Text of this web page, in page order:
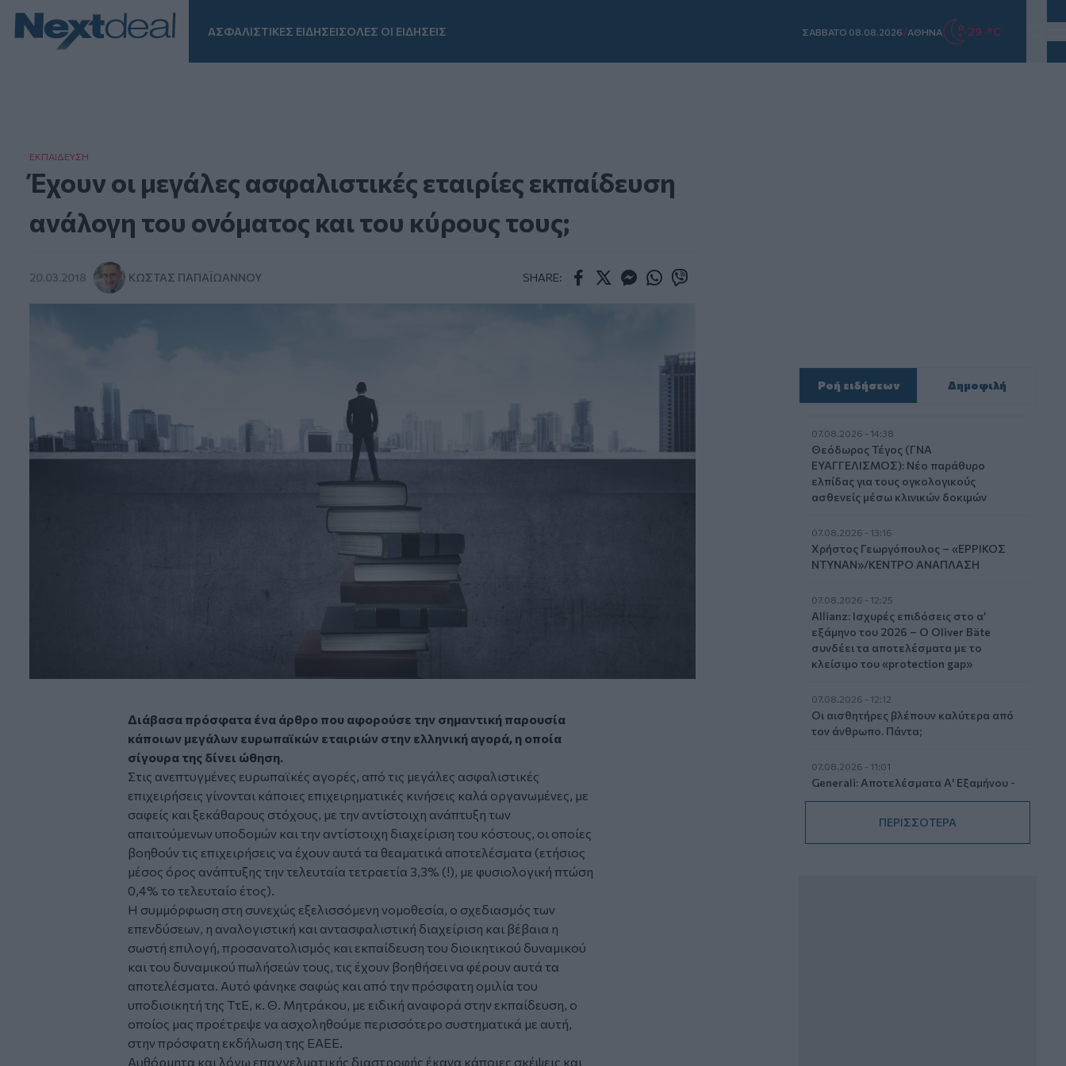
ΑΣΦΑΛΙΣΤΙΚΕΣ ΕΙΔΗΣΕΙΣΟΛΕΣ ΟΙ ΕΙΔΗΣΕΙΣ ΣAΒΒΑΤΟ 08.08.2026/ΑΘΗΝΑ 29 °C
ΕΚΠΑΙΔΕΥΣΗ
Έχουν οι μεγάλες ασφαλιστικές εταιρίες εκπαίδευση
ανάλογη του ονόματος και του κύρους τους;
20.03.2018 ΚΏΣΤΑΣ ΠΑΠΑΪΩΆΝΝΟΥ SHARE:
Διάβασα πρόσφατα ένα άρθρο που αφορούσε την σημαντική παρουσία
κάποιων μεγάλων ευρωπαϊκών εταιριών στην ελληνική αγορά, η οποία
σίγουρα της δίνει ώθηση.
Στις ανεπτυγμένες ευρωπαϊκές αγορές, από τις μεγάλες ασφαλιστικές
επιχειρήσεις γίνονται κάποιες επιχειρηματικές κινήσεις καλά οργανωμένες, με
σαφείς και ξεκάθαρους στόχους, με την αντίστοιχη ανάπτυξη των
απαιτούμενων υποδομών και την αντίστοιχη διαχείριση του κόστους, οι οποίες
βοηθούν τις επιχειρήσεις να έχουν αυτά τα θεαματικά αποτελέσματα (ετήσιος
μέσος όρος ανάπτυξης την τελευταία τετραετία 3,3% (!), με φυσιολογική πτώση
0,4% το τελευταίο έτος).
Η συμμόρφωση στη συνεχώς εξελισσόμενη νομοθεσία, ο σχεδιασμός των
επενδύσεων, η αναλογιστική και αντασφαλιστική διαχείριση και βέβαια η
σωστή επιλογή, προσανατολισμός και εκπαίδευση του διοικητικού δυναμικού
και του δυναμικού πωλήσεών τους, τις έχουν βοηθήσει να φέρουν αυτά τα
αποτελέσματα. Αυτό φάνηκε σαφώς και από την πρόσφατη ομιλία του
υποδιοικητή της ΤτΕ, κ. Θ. Μητράκου, με ειδική αναφορά στην εκπαίδευση, ο
οποίος μας προέτρεψε να ασχοληθούμε περισσότερο συστηματικά με αυτή,
στην πρόσφατη εκδήλωση της ΕΑΕΕ.
Αυθόρμητα και λόγω επαγγελματικής διαστροφής έκανα κάποιες σκέψεις και
Ροή ειδήσεων Δημοφιλή
07.08.2026 - 14:38
Θεόδωρος Τέγος (ΓΝΑ
ΕΥΑΓΓΕΛΙΣΜΟΣ): Νέο παράθυρο
ελπίδας για τους ογκολογικούς
ασθενείς μέσω κλινικών δοκιμών
07.08.2026 - 13:16
Χρήστος Γεωργόπουλος – «ΕΡΡΙΚΟΣ
ΝΤΥΝΑΝ»/ΚΕΝΤΡΟ ΑΝΑΠΛΑΣΗ
07.08.2026 - 12:25
Allianz: Ισχυρές επιδόσεις στο α’
εξάμηνο του 2026 – Ο Oliver Bäte
συνδέει τα αποτελέσματα με το
κλείσιμο του «protection gap»
07.08.2026 - 12:12
Οι αισθητήρες βλέπουν καλύτερα από
τον άνθρωπο. Πάντα;
07.08.2026 - 11:01
Generali: Αποτελέσματα Α' Εξαμήνου -
Εξαιρετική ανάπτυξη στα Λειτουργικά
Αποτελέσματα με συμβολή από όλες
τις επιχειρηματικές δραστηριότητες
ΠΕΡΙΣΣΟΤΕΡΑ